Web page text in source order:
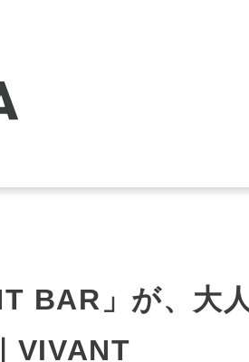
BAR」が、大
VIVANT